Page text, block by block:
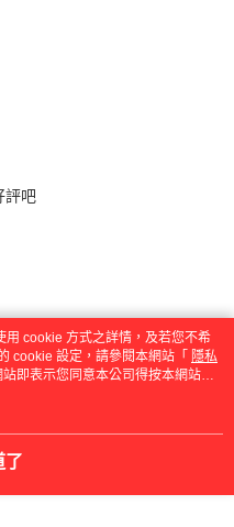
評吧
cookie 方式之詳情，及若您不希
cookie 設定，請參閱本網站「 隱私
即表示您同意本公司得按本網站使
了